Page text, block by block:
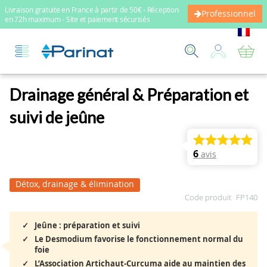
Livraison gratuite en France à partir de 50€ - Réception
en 72h maximum - Site et paiement sécurisés
Professionnel
Drainage général & Préparation et
suivi de jeûne
6 avis
Détox, drainage & élimination
Code produit FP140
Jeûne : préparation et suivi
Le Desmodium favorise le fonctionnement normal du
foie
L’Association Artichaut-Curcuma aide au maintien des